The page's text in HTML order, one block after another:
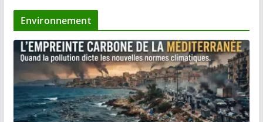
Environnement